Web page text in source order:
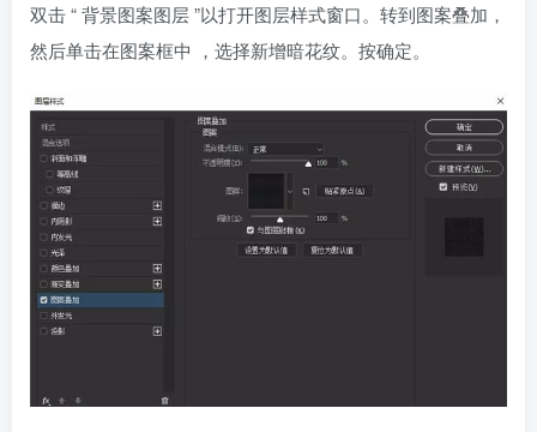
双击 “ 背景图案图层 ”以打开图层样式窗口。转到图案叠加，
然后单击在图案框中 ，选择新增暗花纹。按确定。